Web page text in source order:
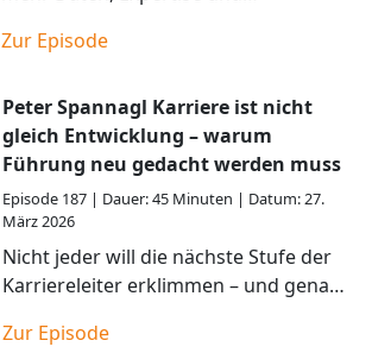
werden viele Entscheidungen auf Basis
Zur Episode
Peter Spannagl Karriere ist nicht
gleich Entwicklung – warum
Führung neu gedacht werden muss
Episode 187| Dauer:45 Minuten | Datum:27.
März 2026
Nicht jeder will die nächste Stufe der
Karriereleiter erklimmen – und genau
übersehenen Herausforderungen
Zur Episode